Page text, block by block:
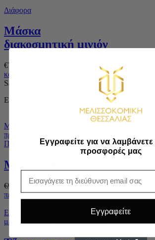
Διάφορα
Μάσκα
διακοσμητική μινιόν
€7.00
καλάθι
Sale
Εξαντλημένο
MEGA Προσφορές
προστασία μελισσοκόμου
Προσωπίδες
Μάσκα απλή eco
€9.00 6.00 με ΦΠΑ
Διαβάστε
περισσότερα
Ενδυμασία - προστασία
μελισσοκόμου,Μπουφάν τζάκετ
Εγγραφείτε για να λαμβάνετε
προσφορές μας
Email
Εγγραφείτε